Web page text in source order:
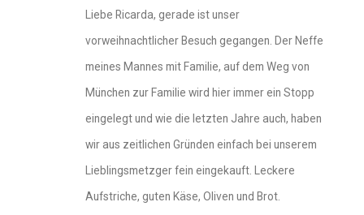
Liebe Ricarda, gerade ist unser
vorweihnachtlicher Besuch gegangen. Der Neffe
meines Mannes mit Familie, auf dem Weg von
München zur Familie wird hier immer ein Stopp
eingelegt und wie die letzten Jahre auch, haben
wir aus zeitlichen Gründen einfach bei unserem
Lieblingsmetzger fein eingekauft. Leckere
Aufstriche, guten Käse, Oliven und Brot.